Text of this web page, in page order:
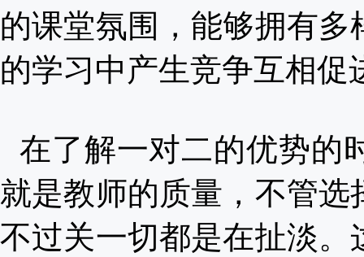
的课堂氛围，能够拥有
的学习中产生竞争互相促
在了解一对二的优势的
就是教师的质量，不管
不过关一切都是在扯淡